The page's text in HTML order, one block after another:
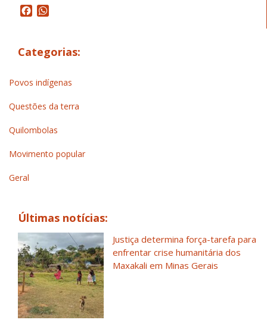
Facebook
Categorias:
Povos indígenas
Questões da terra
Quilombolas
Movimento popular
Geral
Últimas notícias:
Justiça determina força-tarefa para
enfrentar crise humanitária dos
Maxakali em Minas Gerais